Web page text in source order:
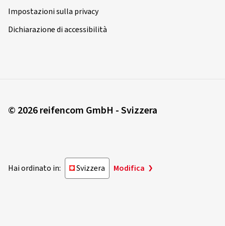
Impostazioni sulla privacy
Dichiarazione di accessibilità
© 2026 reifencom GmbH - Svizzera
Hai ordinato in: Svizzera Modifica